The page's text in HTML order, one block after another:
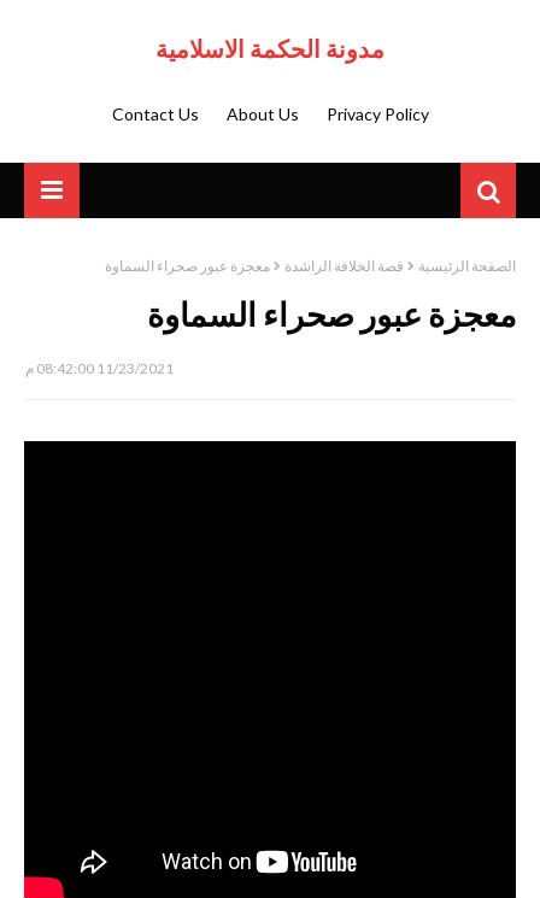
مدونة الحكمة الاسلامية
Privacy Policy
About Us
Contact Us
الصفحة الرئيسية قصة الخلافة الراشدة معجزة عبور صحراء السماوة
معجزة عبور صحراء السماوة
11/23/2021 08:42:00 م